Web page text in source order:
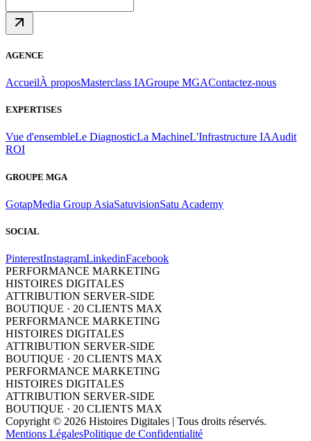
AGENCE
AccueilÀ proposMasterclass IAGroupe MGAContactez-nous
EXPERTISES
Vue d'ensembleLe DiagnosticLa MachineL'Infrastructure IAAudit
ROI
GROUPE MGA
GotapMedia Group AsiaSatuvisionSatu Academy
SOCIAL
PinterestInstagramLinkedinFacebook
PERFORMANCE MARKETING
HISTOIRES DIGITALES
ATTRIBUTION SERVER-SIDE
BOUTIQUE · 20 CLIENTS MAX
PERFORMANCE MARKETING
HISTOIRES DIGITALES
ATTRIBUTION SERVER-SIDE
BOUTIQUE · 20 CLIENTS MAX
PERFORMANCE MARKETING
HISTOIRES DIGITALES
ATTRIBUTION SERVER-SIDE
BOUTIQUE · 20 CLIENTS MAX
Copyright © 2026 Histoires Digitales | Tous droits réservés.
Mentions LégalesPolitique de Confidentialité